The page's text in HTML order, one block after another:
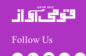
Follow Us